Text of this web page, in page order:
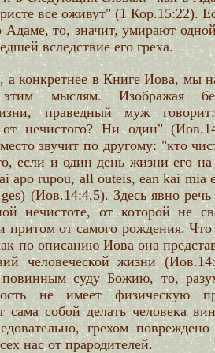
все оживут" (1 Кор.15:22).
то, значит, умирают
вследствие его греха.
а конкретнее в Книге Иова, мы
этим мыслям. Изображая
праведный муж
от нечистого? Ни один"
звучит по другому: "кто
если и один день жизни его на
apo rupou, all outeis, ean kai mia
(Иов.14:4,5). Здесь явно
нечистоте, от которой не
притом от самого рождения.
по описанию Иова она
человеческой жизни
повинным суду Божию, то,
не имеет физическую
сама собой делать человека
грехом повреждено
нас от прародителей.